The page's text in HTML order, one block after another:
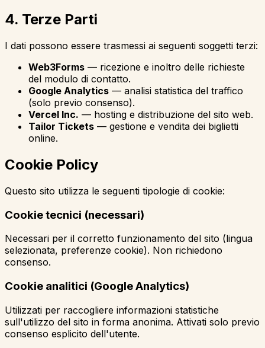
4. Terze Parti
I dati possono essere trasmessi ai seguenti soggetti terzi:
Web3Forms — ricezione e inoltro delle richieste
del modulo di contatto.
Google Analytics — analisi statistica del traffico
(solo previo consenso).
Vercel Inc. — hosting e distribuzione del sito web.
Tailor Tickets — gestione e vendita dei biglietti
online.
Cookie Policy
Questo sito utilizza le seguenti tipologie di cookie:
Cookie tecnici (necessari)
Necessari per il corretto funzionamento del sito (lingua
selezionata, preferenze cookie). Non richiedono
consenso.
Cookie analitici (Google Analytics)
Utilizzati per raccogliere informazioni statistiche
sull'utilizzo del sito in forma anonima. Attivati solo previo
consenso esplicito dell'utente.